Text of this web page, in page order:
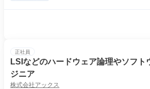
正社員
LSIなどのハードウェア論理やソフト
ジニア
株式会社アックス